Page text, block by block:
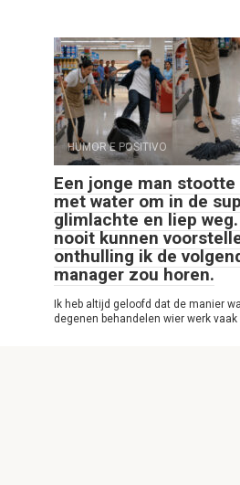
HUMOR E POSITIVO
Een jonge man
met water om in de
glimlachte en liep
nooit kunnen
onthulling ik de
manager zou horen.
Ik heb altijd geloofd dat de manier
degenen behandelen wier werk vaak